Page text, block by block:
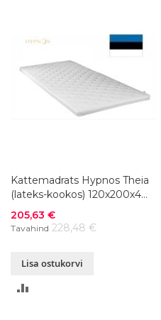
Kattemadrats Hypnos Theia
(lateks-kookos) 120x200x4
cm
Soodushind
205,63 €
Tavahind 228,48 €
Lisa ostukorvi